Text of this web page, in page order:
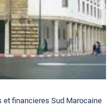
financieres Sud Marocaine